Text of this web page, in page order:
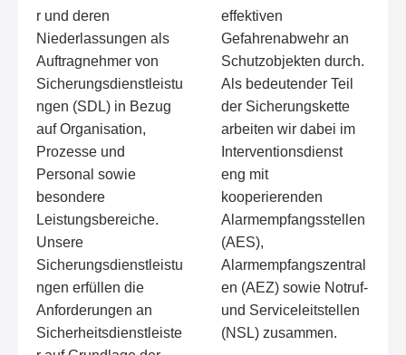
r und deren
Niederlassungen als
Auftragnehmer von
Sicherungsdienstleistu
ngen (SDL) in Bezug
auf Organisation,
Prozesse und
Personal sowie
besondere
Leistungsbereiche.
Unsere
Sicherungsdienstleistu
ngen erfüllen die
Anforderungen an
Sicherheitsdienstleiste
effektiven
Gefahrenabwehr an
Schutzobjekten durch.
Als bedeutender Teil
der Sicherungskette
arbeiten wir dabei im
Interventionsdienst
eng mit
kooperierenden
Alarmempfangsstellen
(AES),
Alarmempfangszentral
en (AEZ) sowie Notruf-
und Serviceleitstellen
(NSL) zusammen.